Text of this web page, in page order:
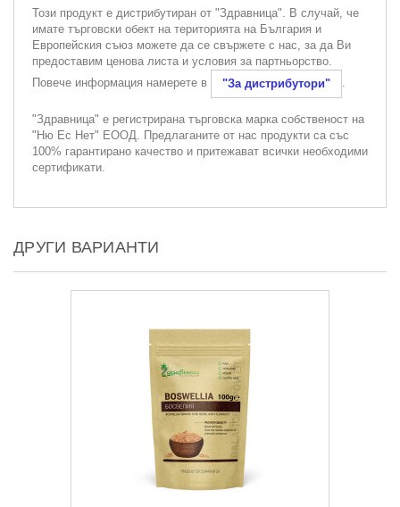
Този продукт е дистрибутиран от "Здравница". В случай, че
имате търговски обект на територията на България и
Европейския съюз можете да се свържете с нас, за да Ви
предоставим ценова листа и условия за партньорство.
Повече информация намерете в
"За дистрибутори" .
"Здравница" е регистрирана търговска марка собственост на
"Ню Ес Нет" ЕООД. Предлаганите от нас продукти са със
100% гарантирано качество и притежават всички необходими
сертификати.
ДРУГИ ВАРИАНТИ